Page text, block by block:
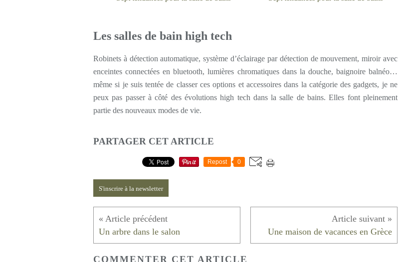
Les salles de bain high tech
Robinets à détection automatique, système d’éclairage par détection de mouvement, miroir avec
enceintes connectées en bluetooth, lumières chromatiques dans la douche, baignoire balnéo…
même si je suis tentée de classer ces options et accessoires dans la catégorie des gadgets, je ne
peux pas passer à côté des évolutions high tech dans la salle de bains. Elles font pleinement
partie des nouveaux modes de vie.
PARTAGER CET ARTICLE
Repost 0
S'inscrire à la newsletter
Un arbre dans le salon Une maison de vacances en Grèce
COMMENTER CET ARTICLE